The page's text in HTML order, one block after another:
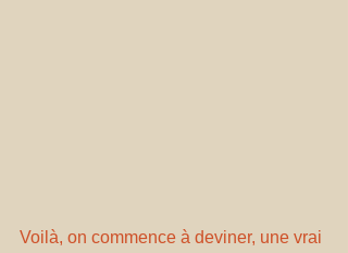
Voilà, on commence à deviner, une vrai